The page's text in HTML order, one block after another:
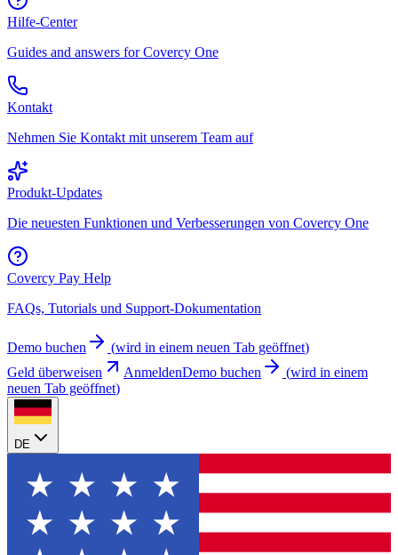
Hilfe-Center
Guides and answers for Covercy One
Kontakt
Nehmen Sie Kontakt mit unserem Team auf
Produkt-Updates
Die neuesten Funktionen und Verbesserungen von Covercy One
Covercy Pay Help
FAQs, Tutorials und Support-Dokumentation
Demo buchen (wird in einem neuen Tab geöffnet)
Geld überweisen
AnmeldenDemo buchen (wird in einem
neuen Tab geöffnet)
DE